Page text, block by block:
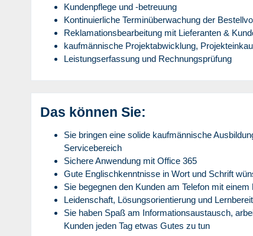
Kundenpflege und -betreuung
Kontinuierliche Terminüberwachung der
Reklamationsbearbeitung mit Lieferanten &
kaufmännische Projektabwicklung,
Leistungserfassung und Rechnungsprüfung
Das können Sie:
Sie bringen eine solide kaufmännische
Servicebereich
Sichere Anwendung mit Office 365
Gute Englischkenntnisse in Wort und Schrift
Sie begegnen den Kunden am Telefon mit einem
Leidenschaft, Lösungsorientierung und
Sie haben Spaß am Informationsaustausch,
Kunden jeden Tag etwas Gutes zu tun